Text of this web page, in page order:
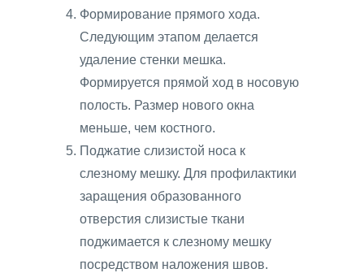
Формирование прямого хода.
Следующим этапом делается
удаление стенки мешка.
Формируется прямой ход в носовую
полость. Размер нового окна
меньше, чем костного.
Поджатие слизистой носа к
слезному мешку. Для профилактики
заращения образованного
отверстия слизистые ткани
поджимается к слезному мешку
посредством наложения швов.